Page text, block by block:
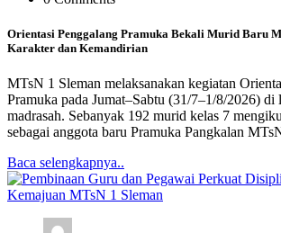
Orientasi Penggalang Pramuka Bekali Murid Baru
Karakter dan Kemandirian
MTsN 1 Sleman melaksanakan kegiatan
Pramuka pada Jumat–Sabtu (31/7–1/8/2026) di
madrasah. Sebanyak 192 murid kelas 7
sebagai anggota baru Pramuka Pangkalan
Baca selengkapnya..